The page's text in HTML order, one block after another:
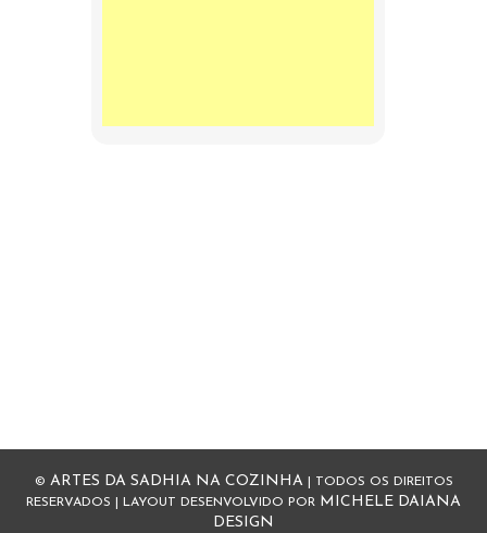
© ARTES DA SADHIA NA COZINHA| TODOS OS DIREITOS
RESERVADOS | LAYOUT DESENVOLVIDO POR MICHELE DAIANA
DESIGN